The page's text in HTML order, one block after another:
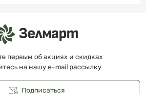
первым об акциях и скидках
на нашу e-mail рассылку
Подписаться